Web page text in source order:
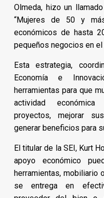
Olmeda, hizo un
“Mujeres de 50 y
económicos de hasta
pequeños negocios en el
Esta estrategia,
Economía e
herramientas para que
actividad
proyectos, mejorar
generar beneficios para
El titular de la SEI, Kurt
apoyo económico
herramientas, mobiliario
se entrega en